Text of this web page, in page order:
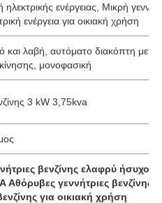
ηλεκτρικής ενέργειας, Μικρή
ενέργεια για οικιακή χρήση
και λαβή, αυτόματο διακόπτη
μονοφασική
3 kW 3,75kva
βενζίνης ελαφρύ ήσυχος
Αθόρυβες γεννήτριες βενζίνης
για οικιακή χρήση